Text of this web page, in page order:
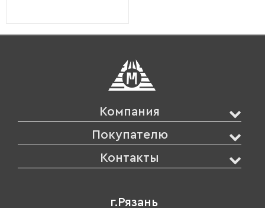
Компания
Покупателю
Контакты
г.Рязань